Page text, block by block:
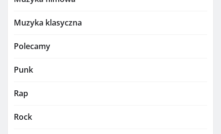
Muzyka klasyczna
Polecamy
Punk
Rap
Rock